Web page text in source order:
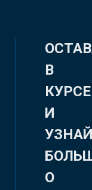
В
КУРСЕ
И
О